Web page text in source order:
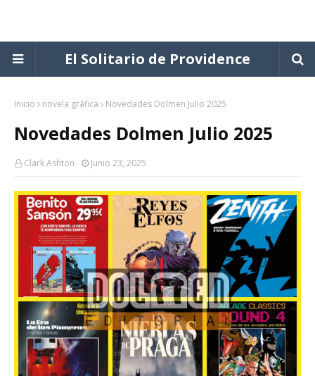
El Solitario de Providence
Inicio novela gráfica Novedades Dolmen Julio 2025
Novedades Dolmen Julio 2025
Clark Ashton Junio 23, 2025